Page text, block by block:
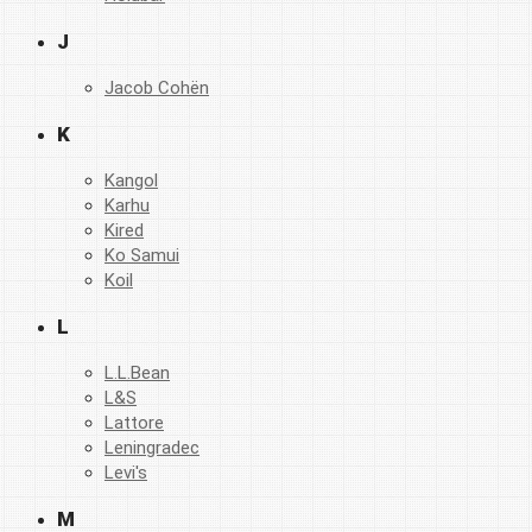
J
Jacob Cohën
K
Kangol
Karhu
Kired
Ko Samui
Koil
L
L.L.Bean
L&S
Lattore
Leningradec
Levi's
M